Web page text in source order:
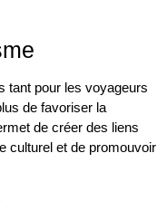
tant pour les voyageurs
de favoriser la
de créer des liens
culturel et de promouvoir